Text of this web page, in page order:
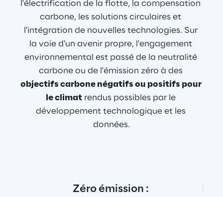
l'électrification de la flotte, la compensation
carbone, les solutions circulaires et
l'intégration de nouvelles technologies. Sur
la voie d'un avenir propre, l'engagement
environnemental est passé de la neutralité
carbone ou de l'émission zéro à des
objectifs carbone négatifs ou positifs pour
le climat rendus possibles par le
développement technologique et les
données.
Zéro émission :